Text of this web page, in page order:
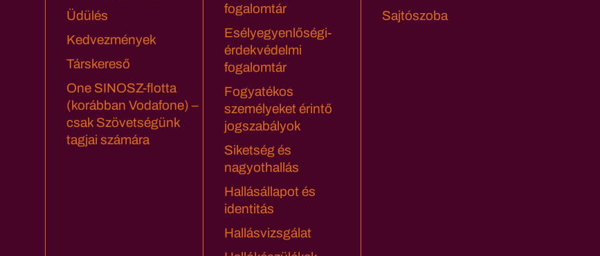
Üdülés
Kedvezmények
Társkereső
One SINOSZ-flotta
(korábban Vodafone) –
csak Szövetségünk
tagjai számára
fogalomtár
Esélyegyenlőségi-
érdekvédelmi
fogalomtár
Fogyatékos
személyeket érintő
jogszabályok
Siketség és
nagyothallás
Hallásállapot és
identitás
Hallásvizsgálat
Sajtószoba